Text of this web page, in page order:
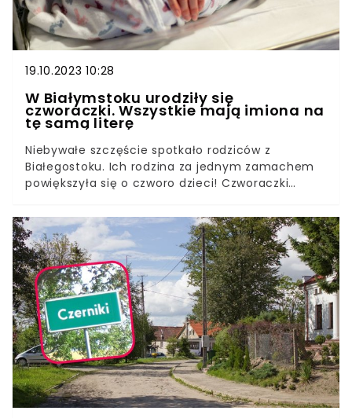
19.10.2023 10:28
W Białymstoku urodziły się
czworaczki. Wszystkie mają imiona na
tę samą literę
Niebywałe szczęście spotkało rodziców z
Białegostoku. Ich rodzina za jednym zamachem
powiększyła się o czworo dzieci! Czworaczki
porodzie, który odbył się w Uniwersyteckim
Szpitalu Klinicznym, asystował zespół 22 lekarzy i
pielęgniarek. To drugi taki przypadek w 60-letniej
historii tej placówki.